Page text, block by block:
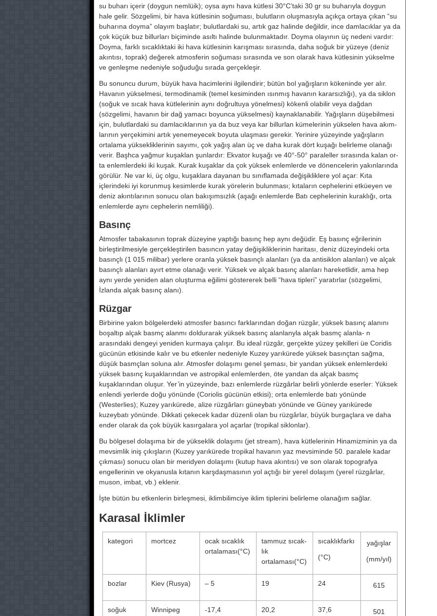
su buharı içerir (doygun nemlüik); oysa aynı hava küt­lesi 30°C’taki 30 gr su buharıyla doy­gun
hale gelir. Sözgelimi, bir hava küt­lesinin soğuması, bulutların oluşma­sıyla açıkça ortaya çıkan “su
buharı­na doyma” olayım başlatır; bulutlar­daki su, artık gaz halinde değildir, in­ce damlacıklar ya da
çok küçük buz billurları biçiminde asıltı halinde bu­lunmaktadır. Doyma olayının üç nede­ni vardır:
Doyma, farklı sıcaklıktaki iki hava kütlesinin karışması sırasın­da, daha soğuk bir yüzeye (deniz
akın­tısı, toprak) değerek atmosferin soğu­ması sırasında ve son olarak hava küt­lesinin yükselme
ve genleşme nedeniy­le soğuduğu sırada gerçekleşir.
Bu so­nuncu durum, büyük hava hacimleri­ni ilgilendirir; bütün bol yağışların kö­keninde yer alır.
Havanın yükselme­si, termodinamik (temel kesiminden ısınmış havanın kararsızlığı), ya da siklon
(soğuk ve sıcak hava kütleleri­nin aynı doğrultuya yönelmesi) kökenli olabilir veya dağdan
(sözgelimi, hava­nın bir dağ yamacı boyunca yükselmesi) kaynaklanabilir. Yağışların dü­şebilmesi
için, bulutlardaki su damla­cıklarının ya da buz veya kar billur­lan kümelerinin yükselen hava akım­
larının yerçekimini artık yenemeye­cek boyuta ulaşması gerekir. Yerinire yüzeyinde yağışların
ortala­ma yüksekliklerinin sayımı, çok yağış alan üç ve daha kurak dört kuşağı be­lirleme olanağı
verir. Başhca yağmur kuşaklan şunlardır: Ekvator kuşağı ve 40°-50° paraleller sırasında kalan or­
ta enlemlerdeki iki kuşak. Kurak ku­şaklar da çok yüksek enlemlerde ve dönencelerin yakınlarında
görülür. Ne var ki, üç olgu, kuşaklara dayanan bu sınıflamada değişikliklere yol açar: Kıta
içlerindeki iyi korunmuş kesim­lerde kurak yörelerin bulunması; kı­taların cephelerini etküeyen ve
deniz akıntılarının sonucu olan bakışımsız­lık (aşağı enlemlerde Batı cepheleri­nin kuraklığı, orta
enlemlerde aynı cephelerin nemliliği).
Basınç
Atmosfer tabakasının toprak düzeyi­ne yaptığı basınç hep aynı değüdir. Eş basınç eğrilerinin
birleştirilmesiy­le gerçekleştirilen basıncın yatay de­ğişikliklerinin haritası, deniz düzeyin­deki orta
basınçlı (1 015 milibar) yer­lere oranla yüksek basınçlı alanları (ya da antisiklon alanları) ve alçak
ba­sınçlı alanları ayırt etme olanağı ve­rir. Yüksek ve alçak basınç alanları hareketlidir, ama hep
aynı yerde ye­niden alan oluşturma eğilimi göstere­rek belli “hava tipleri” yaratırlar (sözgelimi,
İzlanda alçak basınç ala­nı).
Rüzgar
Birbirine yakın bölgelerdeki atmosfer basıncı farklarından doğan rüzgâr, yüksek basınç alanını
boşaltıp alçak basmç alanmı doldurarak yüksek ba­sınç alanlanyla alçak basmç alanla- n
arasındaki dengeyi yeniden kurma­ya çalışır. Bu ideal rüzgâr, gerçekte yüzey şekilleri üe Coridis
gücünün et­kisinde kalır ve bu etkenler nedeniy­le Kuzey yarıkürede yüksek basınçtan sağma,
düşük basmçlan soluna alır. Atmosfer dolaşımı genel şeması, bir yandan yüksek enlemlerdeki
yüksek basınç kuşaklarından ve astropikal enlemlerden, öte yandan da alçak ba­smç
kuşaklarından oluşur. Yer’in yü­zeyinde, bazı enlemlerde rüzgârlar belirli yönlerde eserler: Yüksek
en­lendi yerlerde doğu yönünde (Coriolis gücünün etkisi); orta enlemlerde batı yönünde
(Westerlies); Kuzey yarıkü­rede, alize rüzgârları güneybatı yö­nünde ve Güney yarıkürede
kuzeyba­tı yönünde. Dikkati çekecek kadar dü­zenli olan bu rüzgârlar, büyük bur­gaçlara ve daha
ender olarak da çok büyük kasırgalara yol açarlar (tropi­kal siklonlar).
Bu bölgesel dolaşıma bir de yükseklik dolaşımı (jet stream), hava kütleleri­nin Hinamizminin ya da
mevsimlik iniş çıkışların (Kuzey yarıkürede tropikal havanın yaz mevsiminde 50. paralele kadar
çıkması) sonucu olan bir merid­yen dolaşımı (kutup hava akıntısı) ve son olarak topografya
engellerinin ve okyanusla kıtanın karşdaşmasının yol açtığı bir yerel dolaşım (yerel rüzgâr­lar,
muson, imbat, vb.) eklenir.
İşte bütün bu etkenlerin birleşmesi, ik­limbilimciye iklim tiplerini belirleme olanağım sağlar.
Karasal İklimler
kategori mortcez
ocak sıcaklık
ortalaması(°C)
tammuz sıcak­
lık
ortalaması(°C)
sıcaklıkfarkı
(°C)
yağışlar
(mm/yıl)
bozlar Kiev (Rusya) – 5 19 24 615
soğuk
Winnipeg
-17,4 20,2 37,6 501